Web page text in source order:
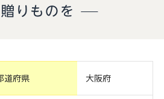
道府県 大阪府